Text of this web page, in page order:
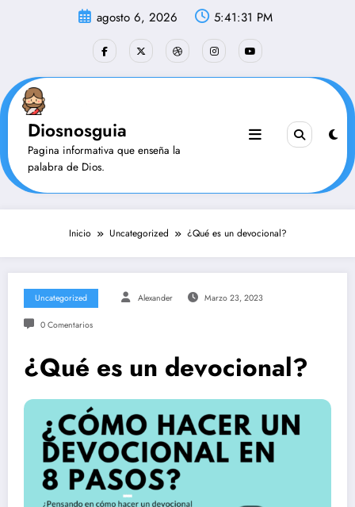
agosto 6, 2026 5:41:32 PM
Diosnosguia
Pagina informativa que enseña la
palabra de Dios.
Inicio Uncategorized ¿Qué es un devocional?
Uncategorized Alexander Marzo 23, 2023
0 Comentarios
¿Qué es un devocional?